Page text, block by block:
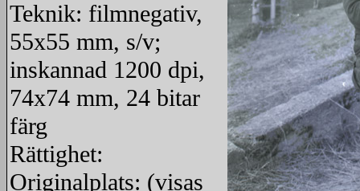
Teknik: filmnegativ,
55x55 mm, s/v;
inskannad 1200 dpi,
74x74 mm, 24 bitar
färg
Rättighet:
Originalplats: (visas